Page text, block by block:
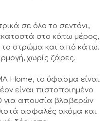
σε όλο το σεντόνι,
στο κάτω μέρος,
το στρώμα και από κάτω.
χωρίς ζάρες.
Home, το ύφασμα είναι
είναι πιστοποιημένο
για απουσία βλαβερών
ασφαλές ακόμα και